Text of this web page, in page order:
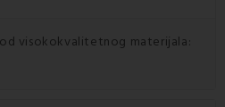
visokokvalitetnog materijala: